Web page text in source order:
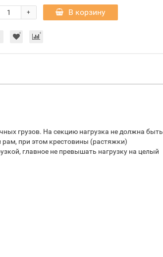
+ В корзину
грузов. На секцию нагрузка не должна быть
при этом крестовины (растяжки)
главное не превышать нагрузку на целый